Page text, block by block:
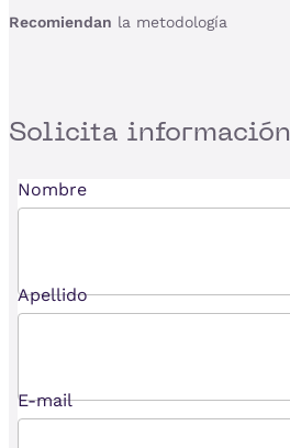
Recomiendan la metodología
Solicita información